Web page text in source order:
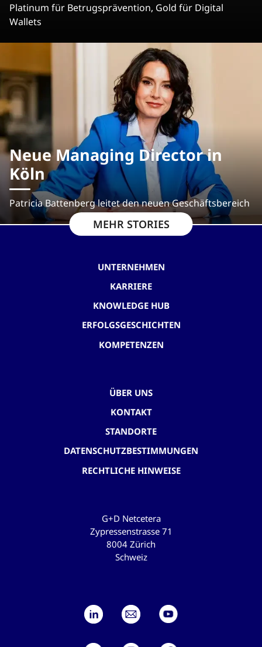
Platinum für Betrugsprävention, Gold für Digital
Wallets
Neue Managing Director in
Köln
Patricia Battenberg leitet den neuen Geschäftsbereich
MEHR STORIES
UNTERNEHMEN
KARRIERE
KNOWLEDGE HUB
ERFOLGSGESCHICHTEN
KOMPETENZEN
ÜBER UNS
KONTAKT
STANDORTE
DATENSCHUTZBESTIMMUNGEN
RECHTLICHE HINWEISE
G+D Netcetera
Zypressenstrasse 71
8004 Zürich
Schweiz